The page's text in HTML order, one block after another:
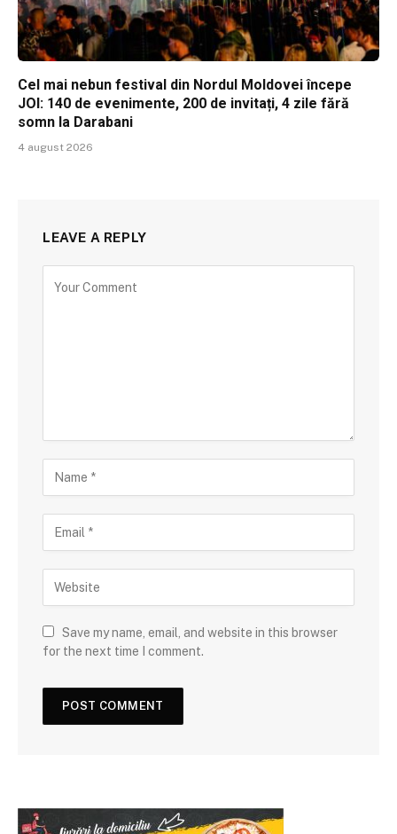
Cel mai nebun festival din Nordul Moldovei începe
JOI: 140 de evenimente, 200 de invitați, 4 zile fără
somn la Darabani
4 august 2026
LEAVE A REPLY
Save my name, email, and website in this browser
for the next time I comment.